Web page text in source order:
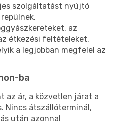
szolgáltatást nyújtó
az
étkezési feltételeket,
a legjobban megfelel az
ba
az ár, a közvetlen járat a
Nincs átszállóterminál,
után azonnal